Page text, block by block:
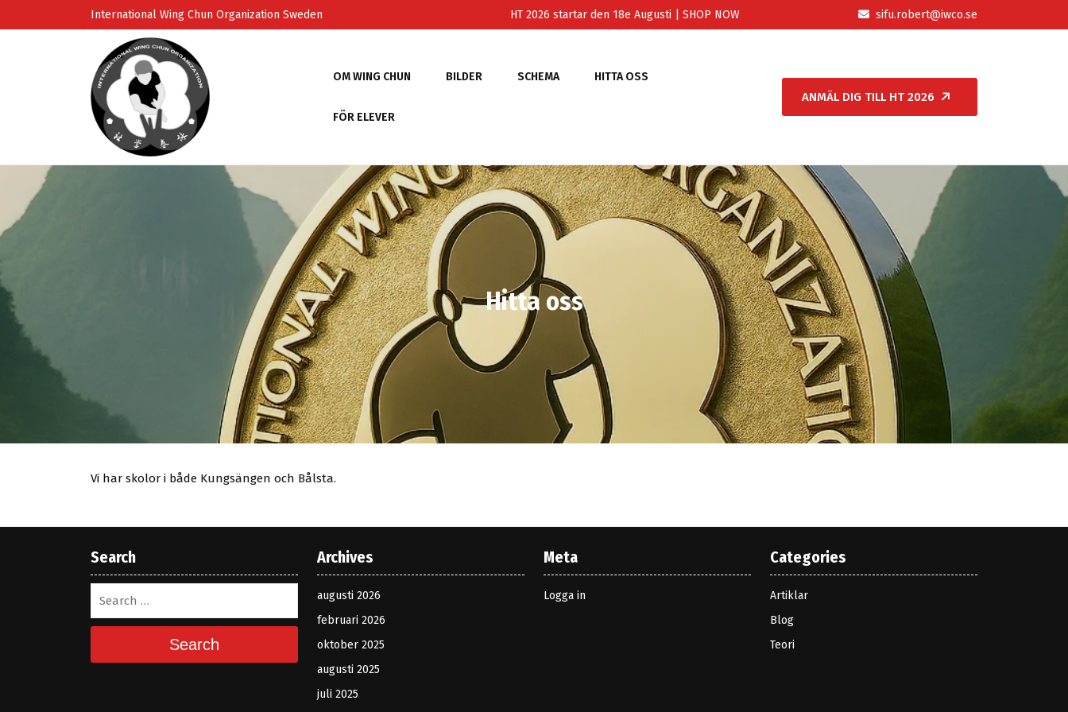
International Wing Chun Organization Sweden HT 2026 startar den 18e Augusti | SHOP NOW sifu.robert@iwco.se
OM WING CHUN BILDER SCHEMA HITTA OSS
FÖR ELEVER
ANMÄL DIG TILL HT 2026
Hitta oss
Vi har skolor i både Kungsängen och Bålsta.
Search
Search
Archives
augusti 2026
februari 2026
oktober 2025
augusti 2025
juli 2025
Meta
Logga in
Categories
Artiklar
Blog
Teori